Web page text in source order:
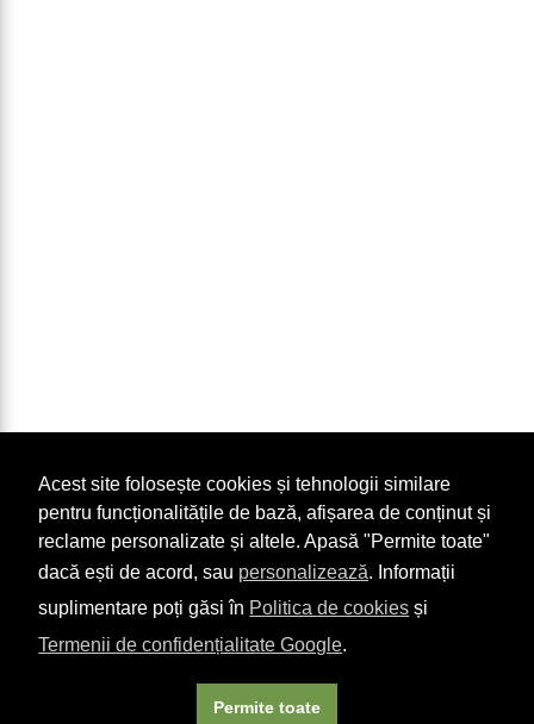
Acest site folosește cookies și tehnologii similare
pentru funcționalitățile de bază, afișarea de conținut și
reclame personalizate și altele. Apasă "Permite toate"
dacă ești de acord, sau personalizează. Informații
suplimentare poți găsi în Politica de cookies și
Termenii de confidențialitate Google.
Permite toate